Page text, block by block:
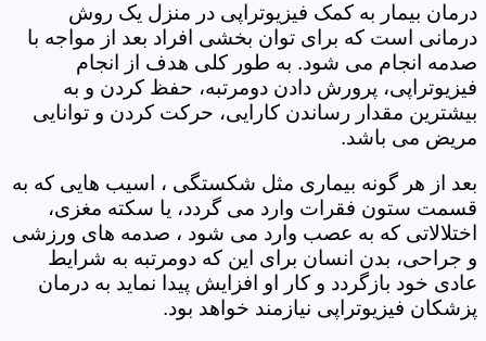
درمان بیمار به کمک فیزیوتراپی در منزل یک روش
درمانی است که برای توان بخشی افراد بعد از مواجه با
صدمه انجام می شود. به طور کلی هدف از انجام
فیزیوتراپی، پرورش دادن دومرتبه، حفظ کردن و به
بیشترین مقدار رساندن کارایی، حرکت کردن و توانایی
مریض می باشد.
بعد از هر گونه بیماری مثل شکستگی ، اسیب هایی که به
قسمت ستون فقرات وارد می گردد، یا سکته مغزی،
اختلالاتی که به عصب وارد می شود ، صدمه های ورزشی
و جراحی، بدن انسان برای این که دومرتبه به شرایط
عادی خود بازگردد و کار او افزایش پیدا نماید به درمان
پزشکان فیزیوتراپی نیازمند خواهد بود.